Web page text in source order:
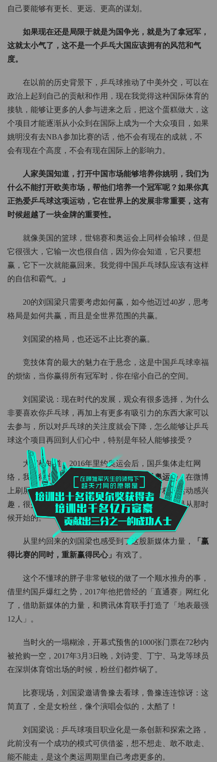
自己要能够有更长、更远、更高的谋划。
如果现在还是局限于就是为国争光，就是为了拿冠军，
这就太小气了，这不是一个乒乓大国应该拥有的风范和气
度。
在以前的历史背景下，乒乓球推动了中美外交，可以在
政治上起到自己的贡献和作用，现在我觉得这种国际体育的
接轨，能够让更多的人参与进来之后，把这个蛋糕做大，这
个项目才能逐渐从小众到在国际上成为一个大众项目，如果
姚明没有去NBA参加比赛的话，他不会有现在的成就，不
会有现在个高度，不会有现在国际上的影响力。
人家美国知道，打开中国市场能够培养你姚明，我们为
什么不能打开欧美市场，帮他们培养一个冠军呢？如果你真
正热爱乒乓球这项运动，它在世界上的发展非常重要，这有
时候超越了一块金牌的重要性。
就像美国的篮球，世锦赛和奥运会上同样会输球，但是
它很强大，它输一次也很自信，因为你会知道，它只要想
赢，它下一次就能赢回来。我觉得中国乒乓球队应该有这样
的自信和霸气。
」
20的刘国梁只需要考虑如何赢，如今他迈过40岁，思考
格局是如何共赢，而且是全世界范围的共赢。
刘国梁的格局，也还远不止比赛的赢。
竞技体育的最大的魅力在于悬念，这是中国乒乓球幸福
的烦恼，当你赢得所有冠军时，你在缩小自己的空间。
刘国梁说：现在时代的发展，观众有很多选择，为什么
非要喜欢你乒乓球，再加上有更多有吸引力的东西大家可以
去参与，所以对乒乓球的关注度就会下降，怎么能够让乒乓
球这个项目再回到人们心中，特别是年轻人能够接受？
大家都知道，2016年里约奥运会后，国乒集体走红网
络，我记得当时刘国梁一句「快醒醒，这是奥运会」在微博
上刷屏，虽然我大学读的北体，但我本人只对极限运动感兴
趣，很少关注大众项目，我对乒乓球的高频关注就是从那时
候开始的。
从里约回来的刘国梁也感受到了这股新媒体力量， 「 赢
得比赛的同时，重新赢得民心」 有戏了。
这个不懂球的胖子非常敏锐的做了一个顺水推舟的事，
借里约国乒爆红之势，2017年他把曾经的「直通赛」网红化
了，借助新媒体的力量，和腾讯体育联手打造了「地表最强
12人」。
当时火的一塌糊涂，开幕式预售的1000张门票在72秒内
被抢购一空，2017年3月3日晚，刘诗雯、丁宁、马龙等球员
在深圳体育馆出场的时候，粉丝们都炸锅了。
比赛现场，刘国梁邀请鲁豫去看球，鲁豫连连惊讶：这
简直了，全是女粉丝，像个演唱会似的，太酷了！
刘国梁说：乒乓球项目职业化是一条创新和探索之路，
此前没有一个成功的模式可供借鉴，想不想走、敢不敢走、
能不能走，是这个奥运周期里自己考虑更多的。